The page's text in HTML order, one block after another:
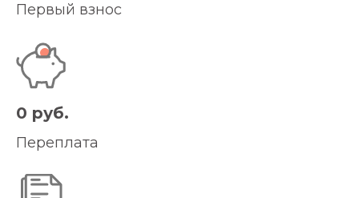
Первый взнос
0 руб.
Переплата